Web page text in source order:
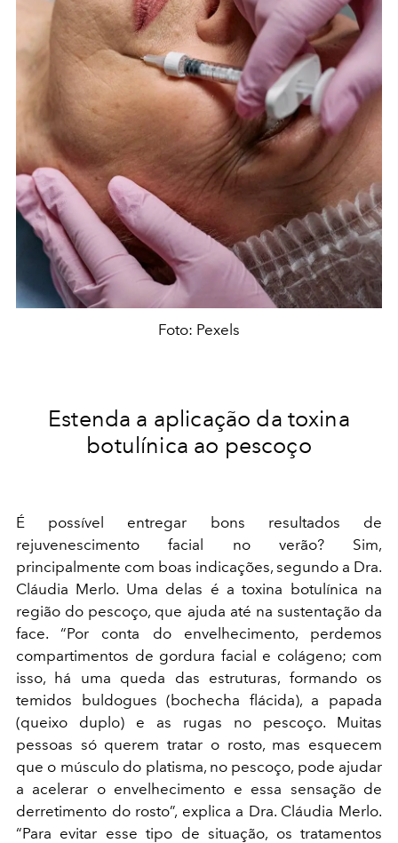
Foto: Pexels
Estenda a aplicação da toxina
botulínica ao pescoço
É possível entregar bons resultados de
rejuvenescimento facial no verão? Sim,
principalmente com boas indicações, segundo a Dra.
Cláudia Merlo. Uma delas é a toxina botulínica na
região do pescoço, que ajuda até na sustentação da
face. “Por conta do envelhecimento, perdemos
compartimentos de gordura facial e colágeno; com
isso, há uma queda das estruturas, formando os
temidos buldogues (bochecha flácida), a papada
(queixo duplo) e as rugas no pescoço. Muitas
pessoas só querem tratar o rosto, mas esquecem
que o músculo do platisma, no pescoço, pode ajudar
a acelerar o envelhecimento e essa sensação de
derretimento do rosto”, explica a Dra. Cláudia Merlo.
“Para evitar esse tipo de situação, os tratamentos